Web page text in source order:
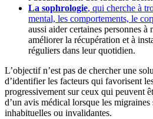
La sophrologie, qui cherche à
mental, les comportements, le
aussi aider certaines personnes à
améliorer la récupération et à
réguliers dans leur quotidien.
L’objectif n’est pas de chercher une
d’identifier les facteurs qui favorisent
progressivement sur ceux qui peuvent
d’un avis médical lorsque les migraines
inhabituelles ou invalidantes.